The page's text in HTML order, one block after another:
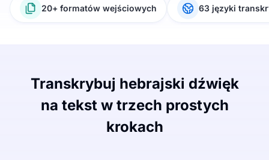
20+ formatów wejściowych 63 języki
Transkrybuj hebrajski dźwięk
na tekst w trzech prostych
krokach